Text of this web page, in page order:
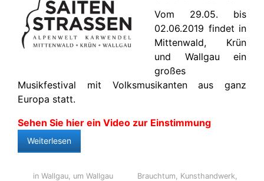
Vom 29.05. bis
02.06.2019 findet in
Mittenwald, Krün
und Wallgau ein
großes
Musikfestival mit Volksmusikanten aus ganz
Europa statt.
Sehen Sie hier ein Video zur Einstimmung
Weiterlesen
in Wallgau, um Wallgau Brauchtum, Kunsthandwerk,